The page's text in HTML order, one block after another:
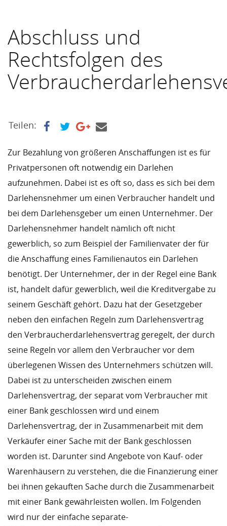
Abschluss und
Rechtsfolgen des
Teilen:
Zur Bezahlung von größeren Anschaffungen ist es für
Privatpersonen oft notwendig ein Darlehen
aufzunehmen. Dabei ist es oft so, dass es sich bei dem
Darlehensnehmer um einen Verbraucher handelt und
bei dem Darlehensgeber um einen Unternehmer. Der
Darlehensnehmer handelt nämlich oft nicht
gewerblich, so zum Beispiel der Familienvater der für
die Anschaffung eines Familienautos ein Darlehen
benötigt. Der Unternehmer, der in der Regel eine Bank
ist, handelt dafür gewerblich, weil die Kreditvergabe zu
seinem Geschäft gehört. Dazu hat der Gesetzgeber
neben den einfachen Regeln zum Darlehensvertrag
den Verbraucherdarlehensvertrag geregelt, der durch
seine Regeln vor allem den Verbraucher vor dem
überlegenen Wissen des Unternehmers schützen will.
Dabei ist zu unterscheiden zwischen einem
Darlehensvertrag, der separat vom Verbraucher mit
einer Bank geschlossen wird und einem
Darlehensvertrag, der in Zusammenarbeit mit dem
Verkäufer einer Sache mit der Bank geschlossen
worden ist. Darunter sind Angebote von Kauf- oder
Warenhäusern zu verstehen, die die Finanzierung einer
bei ihnen gekauften Sache durch die Zusammenarbeit
mit einer Bank gewährleisten wollen. Im Folgenden
wird nur der einfache separate-